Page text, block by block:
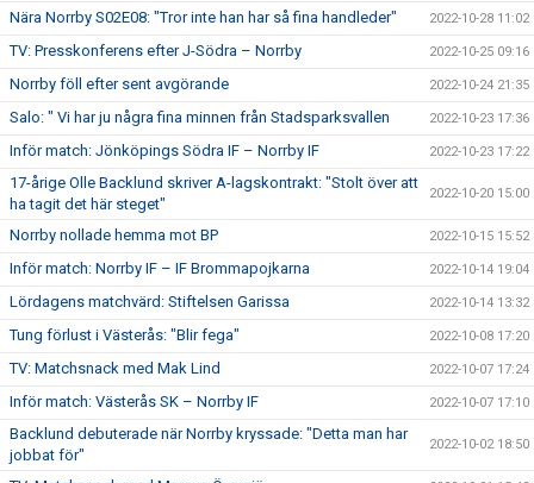
Nära Norrby S02E08: "Tror inte han har så fina handleder" 2022-10-28 11:02
TV: Presskonferens efter J-Södra – Norrby 2022-10-25 09:16
Norrby föll efter sent avgörande 2022-10-24 21:35
Salo: " Vi har ju några fina minnen från Stadsparksvallen 2022-10-23 17:36
Inför match: Jönköpings Södra IF – Norrby IF 2022-10-23 17:22
17-årige Olle Backlund skriver A-lagskontrakt: "Stolt över att
ha tagit det här steget"
2022-10-20 15:00
Norrby nollade hemma mot BP 2022-10-15 15:52
Inför match: Norrby IF – IF Brommapojkarna 2022-10-14 19:04
Lördagens matchvärd: Stiftelsen Garissa 2022-10-14 13:32
Tung förlust i Västerås: "Blir fega" 2022-10-08 17:20
TV: Matchsnack med Mak Lind 2022-10-07 17:24
Inför match: Västerås SK – Norrby IF 2022-10-07 17:10
Backlund debuterade när Norrby kryssade: "Detta man har
jobbat för"
2022-10-02 18:50